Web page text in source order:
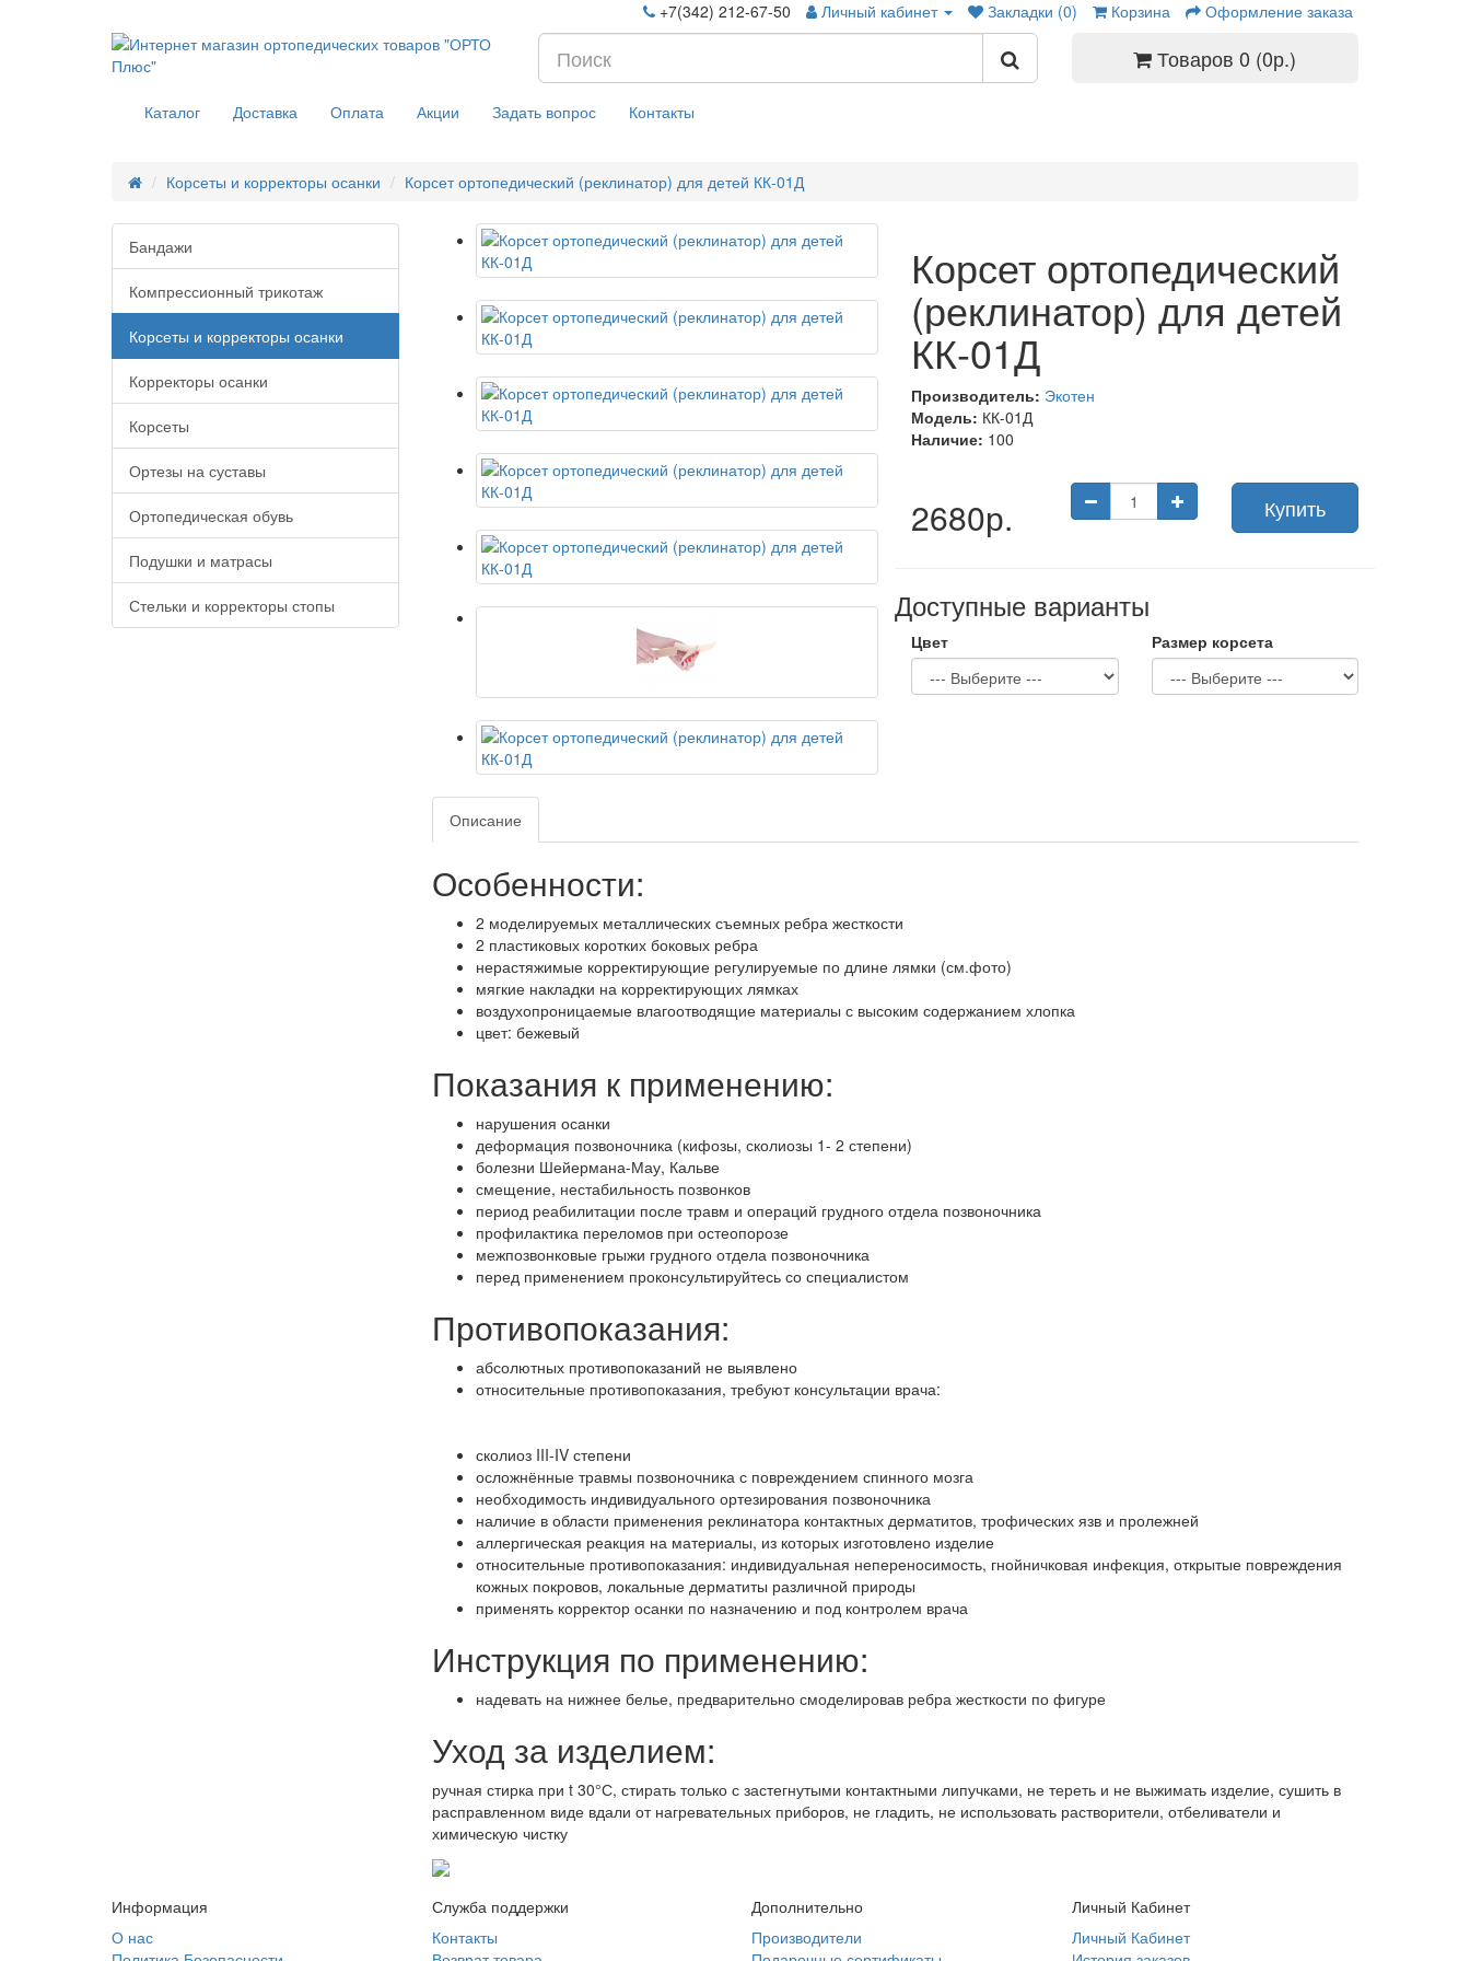
+7(342) 212-67-50 Личный кабинет Закладки (0) Корзина Оформление заказа
Товаров 0 (0р.)
Каталог Доставка Оплата Акции Задать вопрос Контакты
Корсеты и корректоры осанки Корсет ортопедический (реклинатор) для детей КК-01Д
Бандажи
Компрессионный трикотаж
Корсеты и корректоры осанки
Корректоры осанки
Корсеты
Ортезы на суставы
Ортопедическая обувь
Подушки и матрасы
Стельки и корректоры стопы
Корсет ортопедический
(реклинатор) для детей
КК-01Д
Производитель: Экотен
Модель: КК-01Д
Наличие: 100
2680р. Купить
Доступные варианты
Цвет Размер корсета
Описание
Особенности:
2 моделируемых металлических съемных ребра жесткости
2 пластиковых коротких боковых ребра
нерастяжимые корректирующие регулируемые по длине лямки (см.фото)
мягкие накладки на корректирующих лямках
воздухопроницаемые влагоотводящие материалы с высоким содержанием хлопка
цвет: бежевый
Показания к применению:
нарушения осанки
деформация позвоночника (кифозы, сколиозы 1- 2 степени)
болезни Шейермана-Мау, Кальве
смещение, нестабильность позвонков
период реабилитации после травм и операций грудного отдела позвоночника
профилактика переломов при остеопорозе
межпозвонковые грыжи грудного отдела позвоночника
перед применением проконсультируйтесь со специалистом
Противопоказания:
абсолютных противопоказаний не выявлено
относительные противопоказания, требуют консультации врача:
сколиоз III-IV степени
осложнённые травмы позвоночника с повреждением спинного мозга
необходимость индивидуального ортезирования позвоночника
наличие в области применения реклинатора контактных дерматитов, трофических язв и пролежней
аллергическая реакция на материалы, из которых изготовлено изделие
относительные противопоказания: индивидуальная непереносимость, гнойничковая инфекция, открытые повреждения
кожных покровов, локальные дерматиты различной природы
применять корректор осанки по назначению и под контролем врача
Инструкция по применению:
надевать на нижнее белье, предварительно смоделировав ребра жесткости по фигуре
Уход за изделием:
ручная стирка при t 30°С, стирать только с застегнутыми контактными липучками, не тереть и не выжимать изделие, сушить в
расправленном виде вдали от нагревательных приборов, не гладить, не использовать растворители, отбеливатели и
химическую чистку
Информация
О нас
Служба поддержки
Контакты
Дополнительно
Производители
Личный Кабинет
Личный Кабинет